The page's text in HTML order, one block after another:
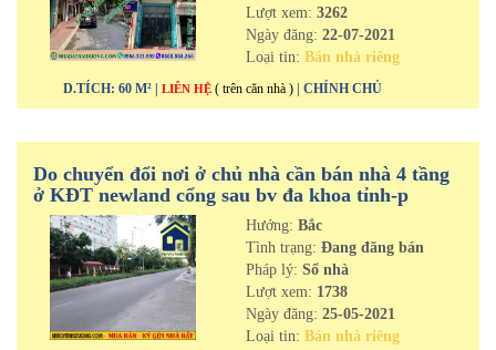
Lượt xem: 3262
Ngày đăng: 22-07-2021
Loại tin: Bán nhà riêng
D.TÍCH: 60 M² | LIÊN HỆ ( trên căn nhà ) | CHÍNH CHỦ
Do chuyển đổi nơi ở chủ nhà cần bán nhà 4 tầng
ở KĐT newland cổng sau bv đa khoa tỉnh-p
Thanh Bình-tp Hải DươngHướng: Bắc
Tình trạng: Đang đăng bán
Pháp lý: Sổ nhà
Lượt xem: 1738
Ngày đăng: 25-05-2021
Loại tin: Bán nhà riêng